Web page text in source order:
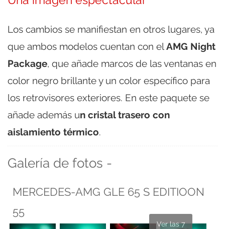
Los cambios se manifiestan en otros lugares, ya
que ambos modelos cuentan con elAMG Night
Package, que añade marcos de las ventanas en
color negro brillante y un color específico para
los retrovisores exteriores. En este paquete se
añade además un cristal trasero con
aislamiento térmico.
Galería de fotos -
MERCEDES-AMG GLE 65 S EDITIOON
55
Ver las 7